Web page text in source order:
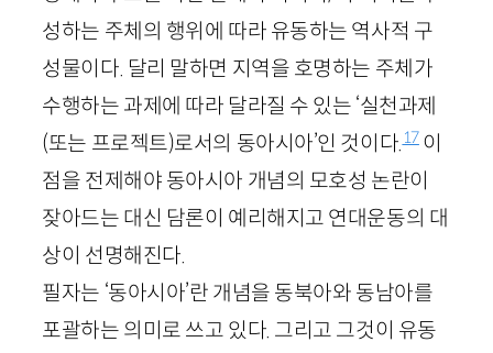
성하는 주체의 행위에 따라 유동하는 역사적 구
성물이다. 달리 말하면 지역을 호명하는 주체가
수행하는 과제에 따라 달라질 수 있는 ‘실천과제
(또는 프로젝트)로서의 동아시아’인 것이다.17이
점을 전제해야 동아시아 개념의 모호성 논란이
잦아드는 대신 담론이 예리해지고 연대운동의 대
상이 선명해진다.
필자는 ‘동아시아’란 개념을 동북아와 동남아를
포괄하는 의미로 쓰고 있다. 그리고 그것이 유동